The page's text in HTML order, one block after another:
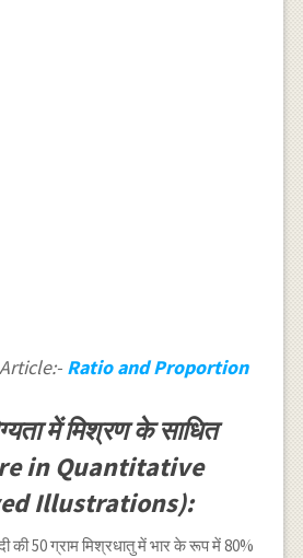
Ratio and Proportion
में मिश्रण के साधित
in Quantitative
Illustrations):
की 50 ग्राम मिश्रधातु में भार के रूप में 80%